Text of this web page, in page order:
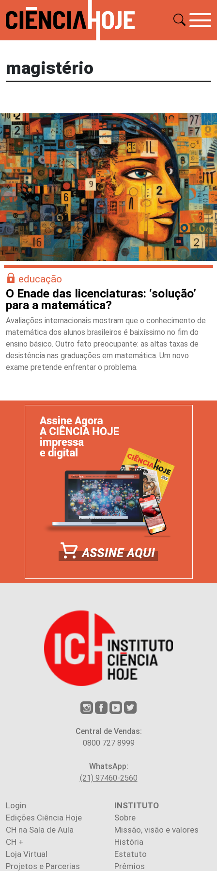
magistério
educação
O Enade das licenciaturas: ‘solução’
para a matemática?
Avaliações internacionais mostram que o conhecimento de
matemática dos alunos brasileiros é baixíssimo no fim do
ensino básico. Outro fato preocupante: as altas taxas de
desistência nas graduações em matemática. Um novo
exame pretende enfrentar o problema.
Central de Vendas:
0800 727 8999
WhatsApp:
(21) 97460-2560
Login
Edições Ciência Hoje
CH na Sala de Aula
CH +
Loja Virtual
Projetos e Parcerias
INSTITUTO
Sobre
Missão, visão e valores
História
Estatuto
Prêmios